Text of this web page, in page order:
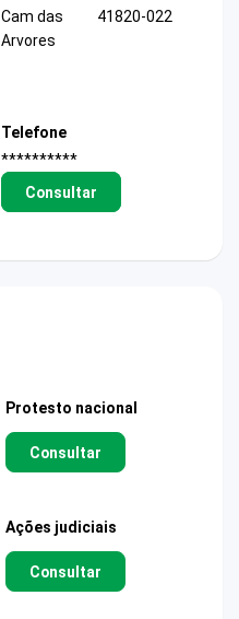
Cam das
Arvores
41820-022
Telefone
**********
Consultar
Protesto nacional
Consultar
Ações judiciais
Consultar